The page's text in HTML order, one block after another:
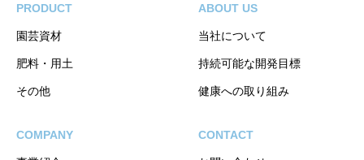
PRODUCT
園芸資材
肥料・用土
その他
ABOUT US
当社について
持続可能な開発目標
健康への取り組み
COMPANY CONTACT